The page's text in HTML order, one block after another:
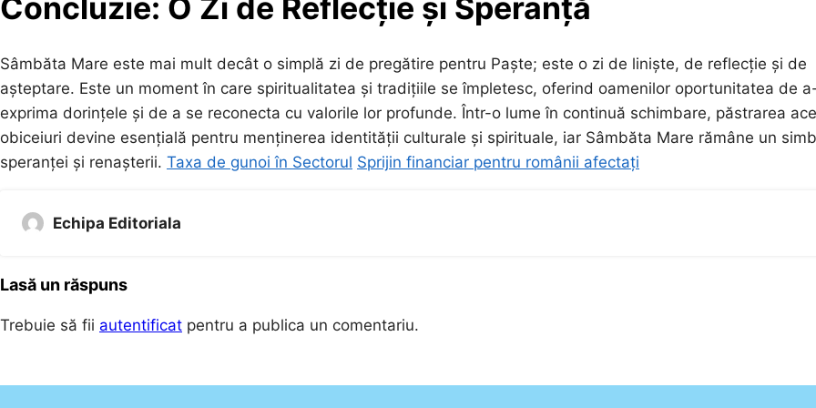
Concluzie: O Zi de Reflecție și Speranță
Sâmbăta Mare este mai mult decât o simplă zi de pregătire pentru Paște; este o zi de liniște, de reflecție și de
așteptare. Este un moment în care spiritualitatea și tradițiile se împletesc, oferind oamenilor oportunitatea de
exprima dorințele și de a se reconecta cu valorile lor profunde. Într-o lume în continuă schimbare, păstrarea
obiceiuri devine esențială pentru menținerea identității culturale și spirituale, iar Sâmbăta Mare rămâne un
speranței și renașterii. Taxa de gunoi în Sectorul Sprijin financiar pentru românii afectați
Echipa Editoriala
Lasă un răspuns
Trebuie să fii autentificat pentru a publica un comentariu.